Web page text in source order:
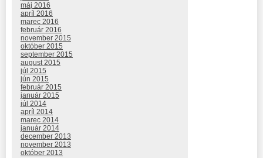
máj 2016
apríl 2016
marec 2016
február 2016
november 2015
október 2015
september 2015
august 2015
júl 2015
jún 2015
február 2015
január 2015
júl 2014
apríl 2014
marec 2014
január 2014
december 2013
november 2013
október 2013